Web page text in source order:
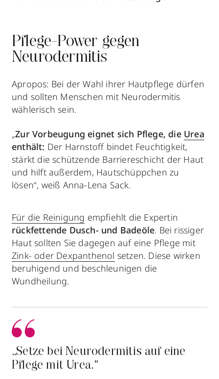
Pflege-Power gegen
Neurodermitis
Apropos: Bei der Wahl ihrer Hautpflege dürfen
und sollten Menschen mit Neurodermitis
wählerisch sein.
„Zur Vorbeugung eignet sich Pflege, die Urea
enthält: Der Harnstoff bindet Feuchtigkeit,
stärkt die schützende Barriereschicht der Haut
und hilft außerdem, Hautschüppchen zu
lösen“, weiß Anna-Lena Sack.
Für die Reinigung empfiehlt die Expertin
rückfettende Dusch- und Badeöle. Bei rissiger
Haut sollten Sie dagegen auf eine Pflege mit
Zink- oder Dexpanthenol setzen. Diese wirken
beruhigend und beschleunigen die
Wundheilung.
„Setze bei Neurodermitis auf eine
Pflege mit Urea."